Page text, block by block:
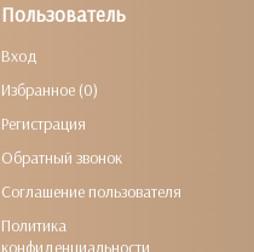
Пользователь
Вход
Избранное (0)
Регистрация
Обратный звонок
Соглашение пользователя
Политика
конфиденциальности